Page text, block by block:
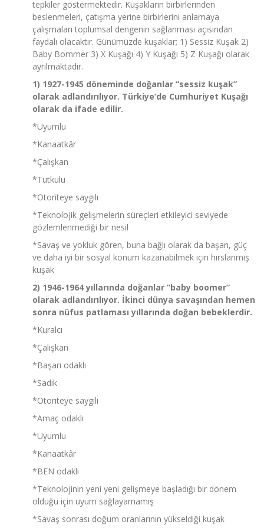
tepkiler göstermektedir. Kuşakların birbirlerinden
beslenmeleri, çatışma yerine birbirlerini anlamaya
çalışmaları toplumsal dengenin sağlanması açısından
faydalı olacaktır. Günümüzde kuşaklar; 1) Sessiz Kuşak 2)
Baby Bommer 3) X Kuşağı 4) Y Kuşağı 5) Z Kuşağı olarak
ayrılmaktadır.
1) 1927-1945 döneminde doğanlar “sessiz kuşak”
olarak adlandırılıyor. Türkiye’de Cumhuriyet Kuşağı
olarak da ifade edilir.
*Uyumlu
*Kanaatkâr
*Çalışkan
*Tutkulu
*Otoriteye saygılı
*Teknolojik gelişmelerin süreçleri etkileyici seviyede
gözlemlenmediği bir nesil
*Savaş ve yokluk gören, buna bağlı olarak da başarı, güç
ve daha iyi bir sosyal konum kazanabilmek için hırslanmış
kuşak
2) 1946-1964 yıllarında doğanlar “baby boomer”
olarak adlandırılıyor. İkinci dünya savaşından hemen
sonra nüfus patlaması yıllarında doğan bebeklerdir.
*Kuralcı
*Çalışkan
*Başarı odaklı
*Sadık
*Otoriteye saygılı
*Amaç odaklı
*Uyumlu
*Kanaatkâr
*BEN odaklı
*Teknolojinin yeni yeni gelişmeye başladığı bir dönem
olduğu için uyum sağlayamamış
*Savaş sonrası doğum oranlarının yükseldiği kuşak